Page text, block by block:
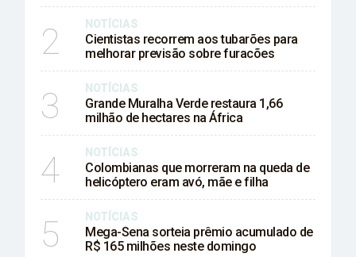
2 NOTÍCIAS
Cientistas recorrem aos tubarões para
melhorar previsão sobre furacões
3 NOTÍCIAS
Grande Muralha Verde restaura 1,66
milhão de hectares na África
4 NOTÍCIAS
Colombianas que morreram na queda de
helicóptero eram avó, mãe e filha
5 NOTÍCIAS
Mega-Sena sorteia prêmio acumulado de
R$ 165 milhões neste domingo